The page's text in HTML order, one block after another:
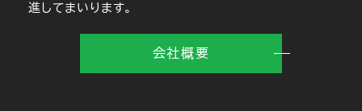
進してまいります。
会社概要